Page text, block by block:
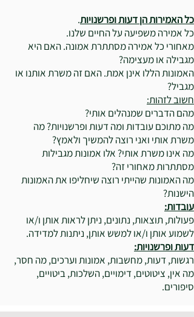
כל האמירות הן דעות ופרשנויות.
כל אמירה משפיעה על החיים שלנו.
מאחורי כל אמירה מסתתרת אמונה. האם היא
מגבילה או מעצימה?
האמונות הללו אינן אמת. האם זה משרת אותנו או
מגביל?
חשוב לזהות:
מהם הדברים שמנהלים אותי?
מה מתוכם עובדות ומה דעות ופרשנויות? מה
משרת אותי ואני רוצה להמשיך ולאמץ?
מה אינו משרת אותי? אלו אמונות מגבילות
מסתתרות מאחורי זה?
מה האמונות שהייתי רוצה שיחליפו את האמונות
הישנות?
עובדות:
פעולות, תוצאות, נתונים, ניתן לראות אותן ו/או
לשמוע אותן ו/או למשש אותן, ניתנות למדידה.
דעות ופרשנויות:
רגשות, דעות, מחשבות, אמונות וערכים, מה חסר,
מה אין, ציטוטים, דימויים, השלכות, ביטויים,
סיפורים.